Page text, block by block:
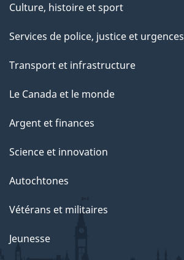
Culture, histoire et sport
Services de police, justice et urgences
Transport et infrastructure
Le Canada et le monde
Argent et finances
Science et innovation
Autochtones
Vétérans et militaires
Jeunesse